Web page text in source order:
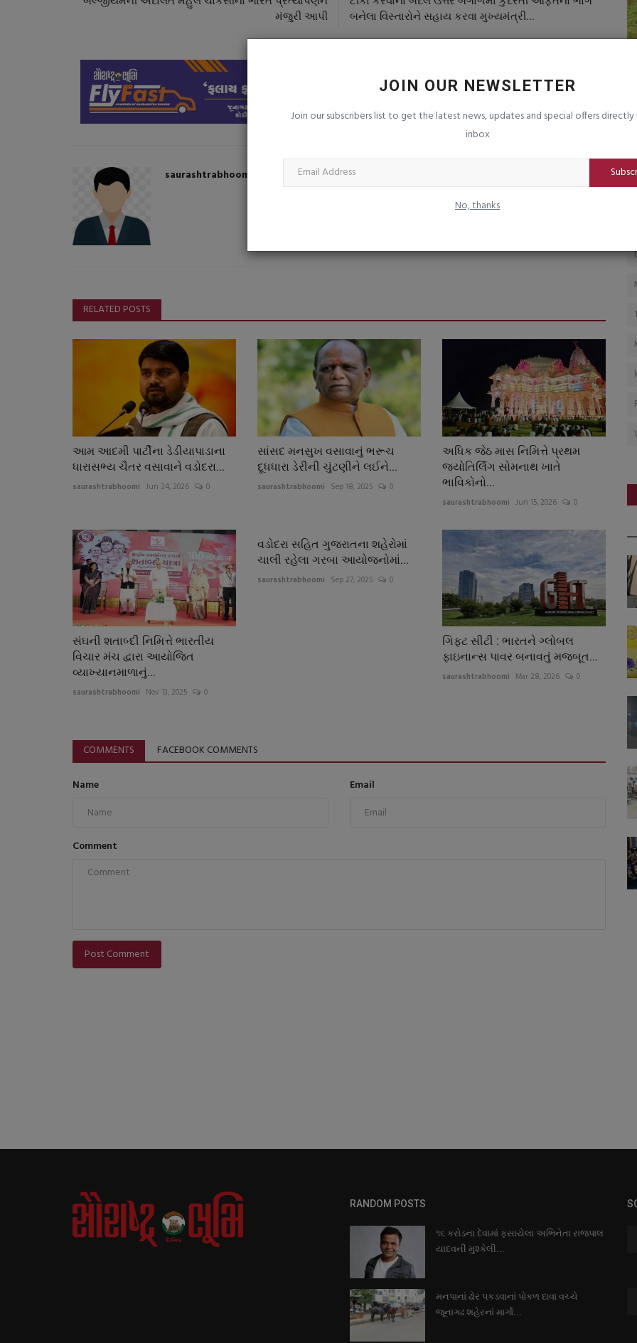
JOIN OUR NEWSLETTER
Join our subscribers list to get the latest news, updates and special offers directly
inbox
No, thanks
મંજુરી આપી
બનેલા વિસ્તારોને સહાય કરવા મુખ્યમંત્રી...
saurashtrabhoomi
RELATED POSTS
આમ આદમી પાર્ટીના ડેડીયાપાડાના
ધારાસભ્ય ચૈતર વસાવાને વડોદરા...
saurashtrabhoomi Jun 24, 2026 0
સાંસદ મનસુખ વસાવાનું ભરૂચ
દૂધધારા ડેરીની ચુંટણીને લઈને...
saurashtrabhoomi Sep 18, 2025 0
અધિક જેઠ માસ નિમિત્તે પ્રથમ
જ્યોતિર્લિંગ સોમનાથ ખાતે
ભાવિકોનો...
saurashtrabhoomi Jun 15, 2026 0
સંઘની શતાબ્દી નિમિત્તે ભારતીય
વિચાર મંચ દ્વારા આયોજિત
વ્યાખ્યાનમાળાનું...
saurashtrabhoomi Nov 13, 2025 0
વડોદરા સહિત ગુજરાતના શહેરોમાં
ચાલી રહેલા ગરબા આયોજનોમાં...
saurashtrabhoomi Sep 27, 2025 0
ગિફ્ટ સીટી : ભારતને ગ્લોબલ
ફાઇનાન્સ પાવર બનાવતું મજબૂત...
saurashtrabhoomi Mar 28, 2026 0
COMMENTS FACEBOOK COMMENTS
Name Email
Comment
Post Comment
ઈરાને અખાતના દેશોને ધમકી આપી : જાે
અમેરીકાએ હુમલો કર્યો...
0
સંયુક્ત ઉપક્રમે બ્લડ...
saurashtrabhoomi Aug 7, 2026 0
RANDOM POSTS
૧૬ કરોડના દેવામાં ફસાયેલા અભિનેતા રાજપાલ
યાદવની મુશ્કેલી...
મનપાનાં ઢોર પકડવાનાં પોકળ દાવા વચ્ચે
જૂનાગઢ શહેરનાં માર્ગો...